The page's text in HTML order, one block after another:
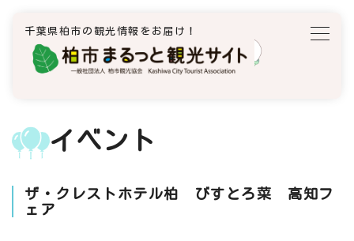
千葉県柏市の観光情報をお届け！
イベント
ザ・クレストホテル柏 びすとろ菜 高知フ
ェア